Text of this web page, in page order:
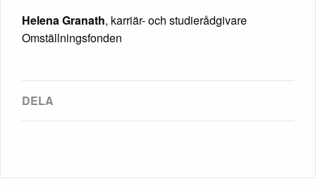
Helena Granath, karriär- och studierådgivare
Omställningsfonden